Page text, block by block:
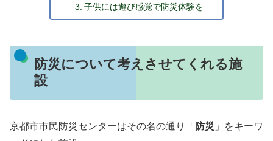
子供には遊び感覚で防災体験を
防災について考えさせてくれる施
設
京都市市民防災センターはその名の通り「 防災 」をキーワ